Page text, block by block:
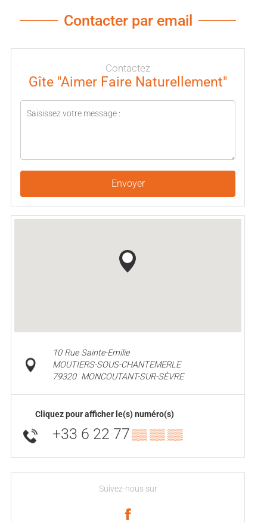
Contacter par email
Contactez
Gîte "Aimer Faire Naturellement"
Envoyer
10 Rue Sainte-Emilie
MOUTIERS-SOUS-CHANTEMERLE
79320 MONCOUTANT-SUR-SÈVRE
Cliquez pour afficher le(s) numéro(s)
+33 6 22 77▒▒ ▒▒ ▒▒
Suivez-nous sur